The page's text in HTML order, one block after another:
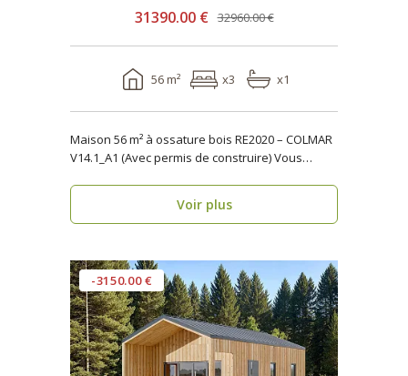
31390.00 € 32960.00 €
56 m² x3 x1
Maison 56 m² à ossature bois RE2020 – COLMAR
V14.1_A1 (Avec permis de construire) Vous
Voir plus
-3150.00 €